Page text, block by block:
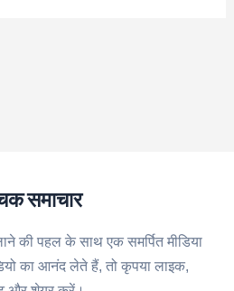
समाचार
की पहल के साथ एक समर्पित मीडिया
का आनंद लेते हैं, तो कृपया लाइक,